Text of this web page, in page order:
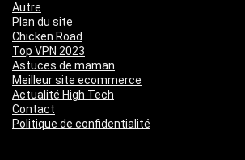
Autre
Plan du site
Chicken Road
Top VPN 2023
Astuces de maman
Meilleur site ecommerce
Actualité High Tech
Contact
Politique de confidentialité